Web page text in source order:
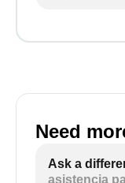
Need
Ask a
asistencia